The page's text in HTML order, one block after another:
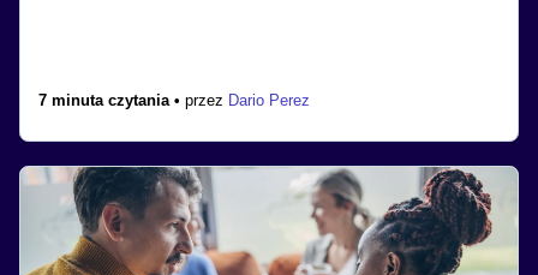
7 minuta czytania • przez Dario Perez